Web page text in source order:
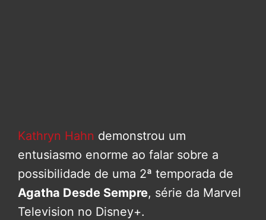
Kathryn Hahn demonstrou um
entusiasmo enorme ao falar sobre a
possibilidade de uma 2ª temporada de
Agatha Desde Sempre, série da Marvel
Television no Disney+.